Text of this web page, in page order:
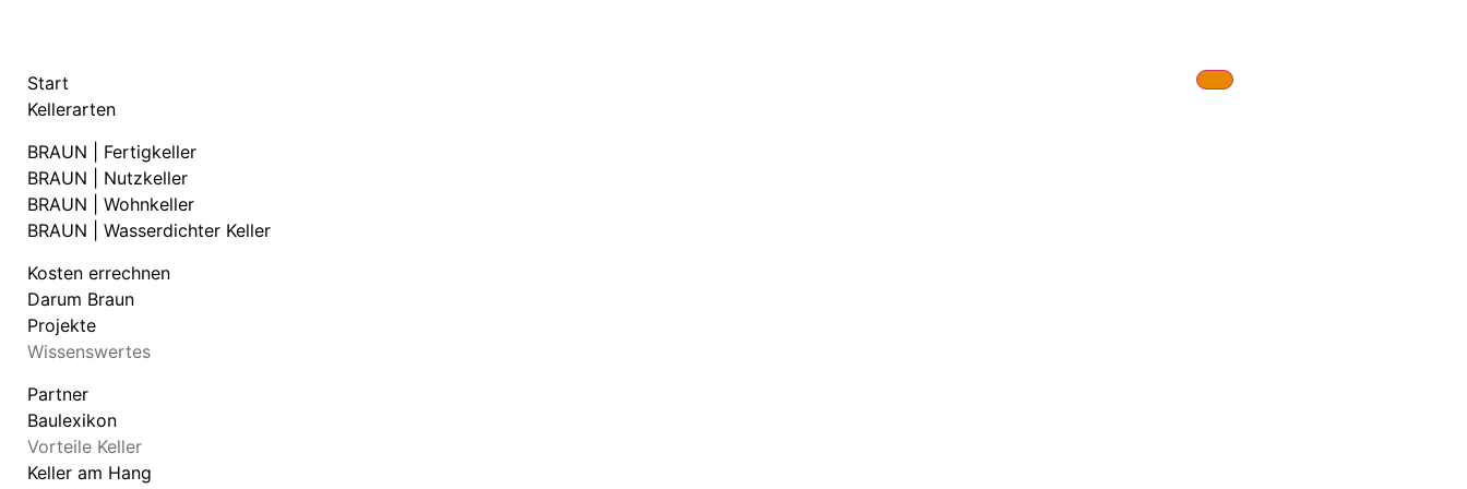
Start
Kellerarten
BRAUN | Fertigkeller
BRAUN | Nutzkeller
BRAUN | Wohnkeller
BRAUN | Wasserdichter Keller
Kosten errechnen
Darum Braun
Projekte
Wissenswertes
Partner
Baulexikon
Vorteile Keller
Keller am Hang